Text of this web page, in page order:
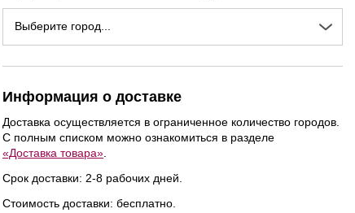
NEW NEW
Выберите город...
Информация о доставке
Доставка осуществляется в ограниченное количество городов.
С полным списком можно ознакомиться в разделе
«Доставка товара»
Срок доставки: 2-8 рабочих дней.
Стоимость доставки: бесплатно.